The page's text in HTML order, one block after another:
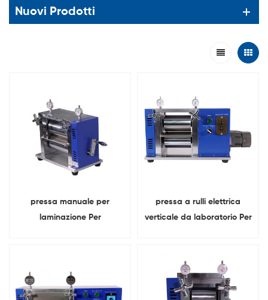
Nuovi Prodotti
pressa manuale per
laminazione Per
pressa a rulli elettrica
verticale da laboratorio Per